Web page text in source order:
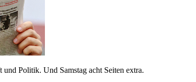
Politik. Und Samstag acht Seiten extra.